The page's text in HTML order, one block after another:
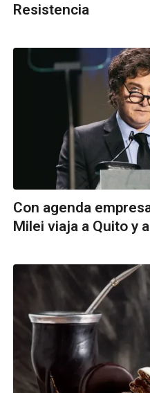
Resistencia
Con agenda
Milei viaja a Quito y